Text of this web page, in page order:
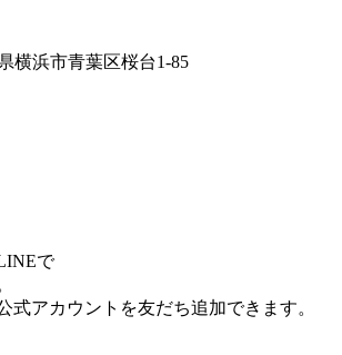
横浜市青葉区桜台1‐85
で
式アカウントを友だち追加できます。